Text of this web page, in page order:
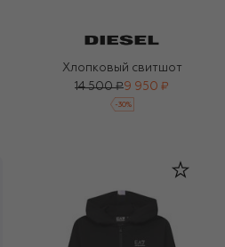
Хлопковый свитшот
14 500 ₽9 950 ₽
-30%